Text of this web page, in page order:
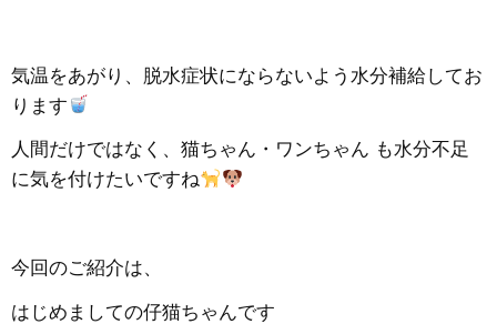
気温をあがり、脱水症状にならないよう水分補給してお
ります
人間だけではなく、猫ちゃん・ワンちゃん も水分不足
に気を付けたいですね
今回のご紹介は、
はじめましての仔猫ちゃんです